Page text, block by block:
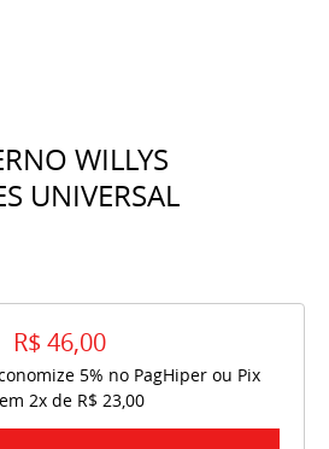
WILLYS
UNIVERSAL
R$ 46,00
5% no PagHiper ou Pix
2x de R$ 23,00